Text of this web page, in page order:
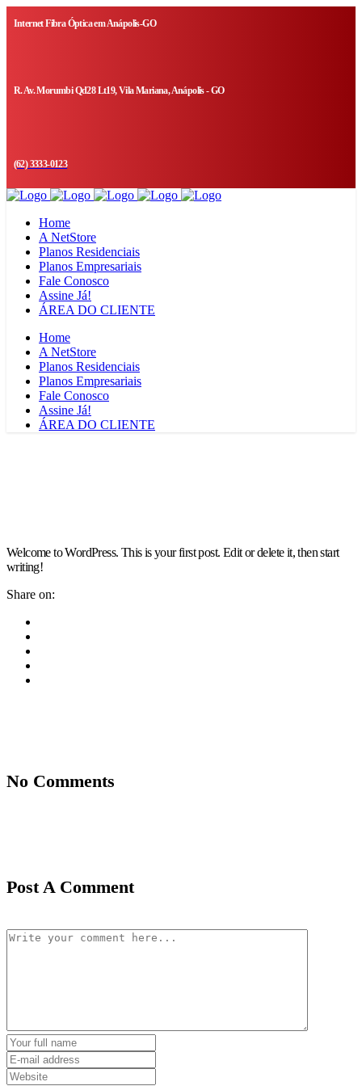
Internet Fibra Óptica em Anápolis-GO
R. Av. Morumbi Qd28 Lt19, Vila Mariana, Anápolis - GO
(62) 3333-0123
Home
A NetStore
Planos Residenciais
Planos Empresariais
Fale Conosco
Assine Já!
ÁREA DO CLIENTE
Home
A NetStore
Planos Residenciais
Planos Empresariais
Fale Conosco
Assine Já!
ÁREA DO CLIENTE
Welcome to WordPress. This is your first post. Edit or delete it, then start
writing!
Share on:
No Comments
Post A Comment